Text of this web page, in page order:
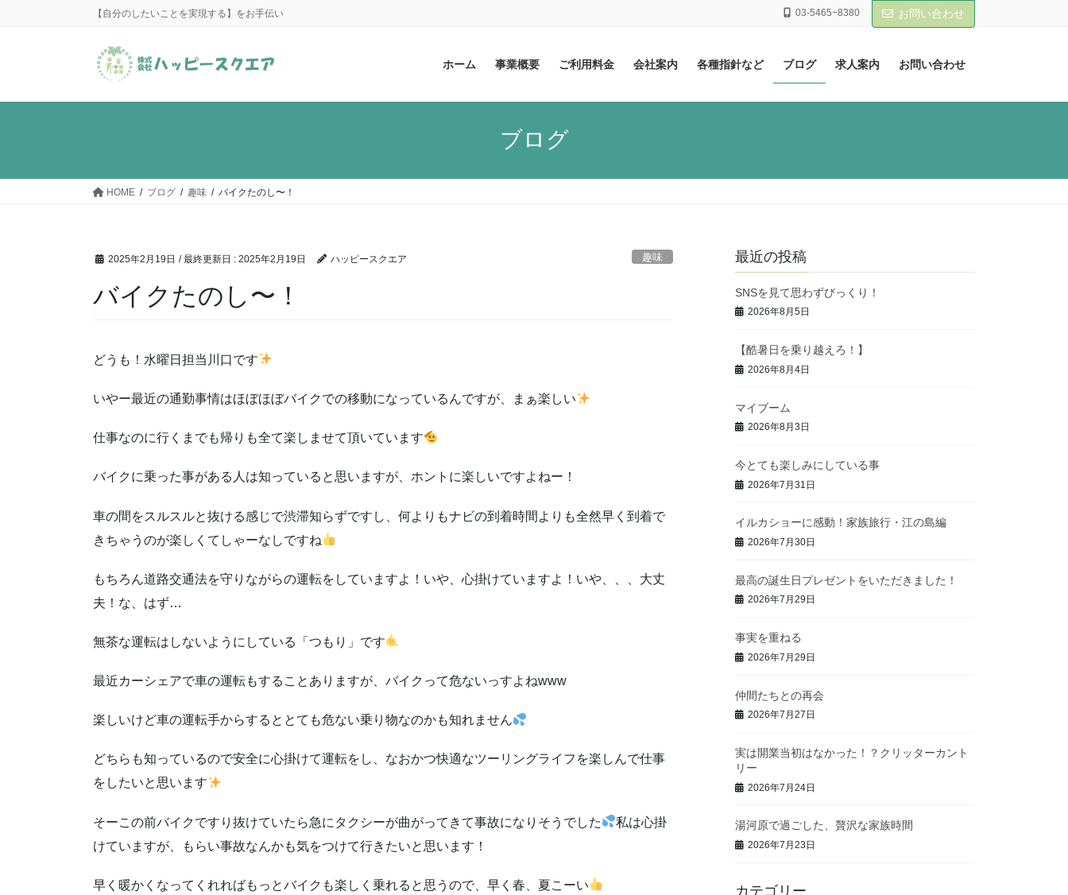
に
ョ
動
【自分のしたいことを実現する】をお手伝い 03-5465−8380 お問い合わせ
ホーム 事業概要 ご利用料金 会社案内 各種指針など ブログ 求人案内 お問い合わせ
ブログ
HOME ブログ 趣味 バイクたのし〜！
2025年2月19日 / 最終更新日 : 2025年2月19日 ハッピースクエア 趣味
バイクたのし〜！
どうも！水曜日担当川口です
いやー最近の通勤事情はほぼほぼバイクでの移動になっているんですが、まぁ楽しい
仕事なのに行くまでも帰りも全て楽しませて頂いています
バイクに乗った事がある人は知っていると思いますが、ホントに楽しいですよねー！
車の間をスルスルと抜ける感じで渋滞知らずですし、何よりもナビの到着時間よりも全然早く到着で
きちゃうのが楽しくてしゃーなしですね
もちろん道路交通法を守りながらの運転をしていますよ！いや、心掛けていますよ！いや、、、大丈
夫！な、はず…
無茶な運転はしないようにしている「つもり」です
最近カーシェアで車の運転もすることありますが、バイクって危ないっすよねwww
楽しいけど車の運転手からするととても危ない乗り物なのかも知れません
どちらも知っているので安全に心掛けて運転をし、なおかつ快適なツーリングライフを楽しんで仕事
をしたいと思います
そーこの前バイクですり抜けていたら急にタクシーが曲がってきて事故になりそうでした
私は心掛
けていますが、もらい事故なんかも気をつけて行きたいと思います！
早く暖かくなってくれればもっとバイクも楽しく乗れると思うので、早く春、夏こーい
最近の投稿
SNSを見て思わずびっくり！
2026年8月5日
【酷暑日を乗り越えろ！】
2026年8月4日
マイブーム
2026年8月3日
今とても楽しみにしている事
2026年7月31日
イルカショーに感動！家族旅行・江の島編
2026年7月30日
最高の誕生日プレゼントをいただきました！
2026年7月29日
事実を重ねる
2026年7月29日
仲間たちとの再会
2026年7月27日
実は開業当初はなかった！？クリッターカント
リー
2026年7月24日
湯河原で過ごした、贅沢な家族時間
2026年7月23日
カテゴリー